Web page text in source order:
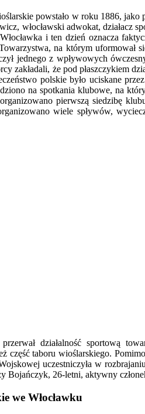
powstało w roku 1886,
włocławski adwokat, działacz
i ten dzień oznacza
na którym uformował
jednego z wpływowych
zakładali, że pod płaszczykiem
polskie było uciskane
na spotkania klubowe, na
pierwszą siedzibę
wiele spływów,
działalność sportową
część taboru wioślarskiego.
uczestniczyła w
Bojańczyk, 26-letni, aktywny
we Włocławku